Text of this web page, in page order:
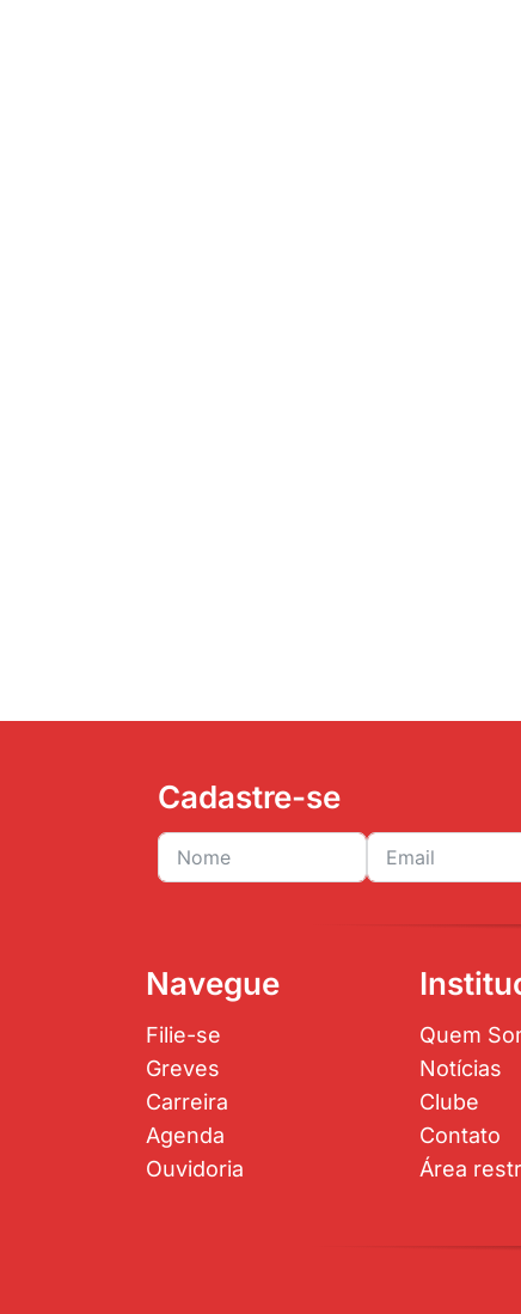
Cadastre-se
Navegue
Filie-se
Greves
Carreira
Agenda
Ouvidoria
Quem
Notícias
Clube
Contato
Área